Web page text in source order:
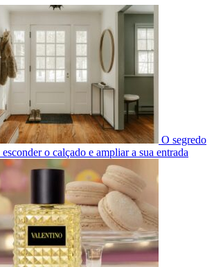
O segredo
o calçado e ampliar a sua entrada